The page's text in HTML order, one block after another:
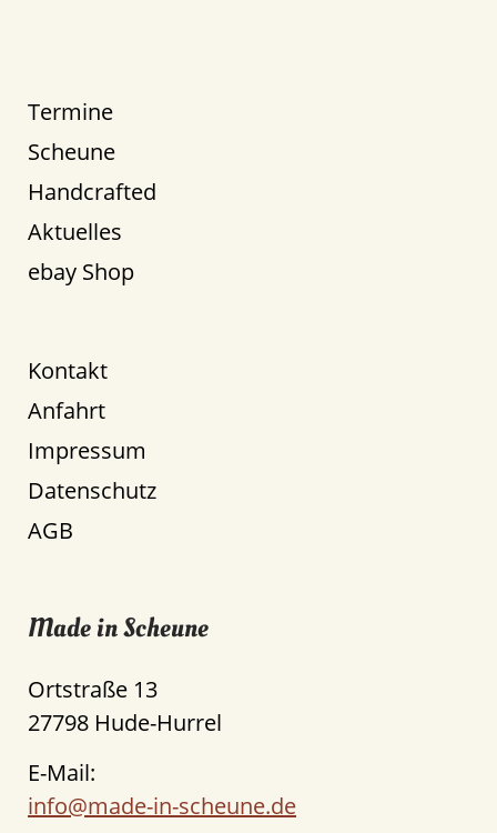
Termine
Scheune
Handcrafted
Aktuelles
ebay Shop
Kontakt
Anfahrt
Impressum
Datenschutz
AGB
Made in Scheune
Ortstraße 13
27798 Hude-Hurrel
E-Mail:
info@made-in-scheune.de